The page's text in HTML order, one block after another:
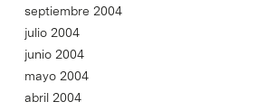
septiembre 2004
julio 2004
junio 2004
mayo 2004
abril 2004